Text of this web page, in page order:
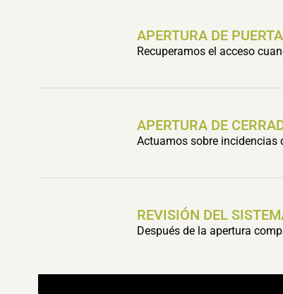
APERTURA DE
Recuperamos el acceso
APERTURA DE
Actuamos sobre incidencias
REVISIÓN DEL
Después de la apertura